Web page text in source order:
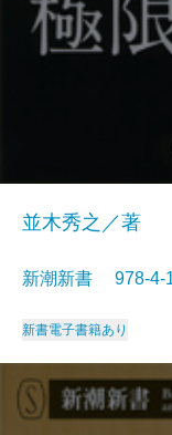
並木秀之／著
新潮新書 978-
新書電子書籍あり